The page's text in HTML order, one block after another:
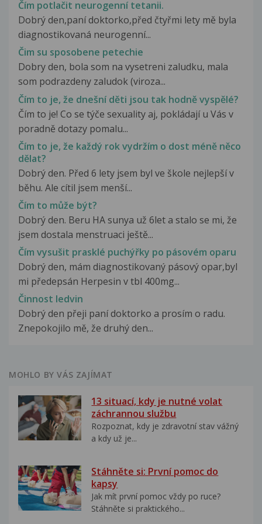
Čím potlačit neurogenní tetanii.
Dobrý den,paní doktorko,před čtyřmi lety mě byla
diagnostikovaná neurogenní...
Čim su sposobene petechie
Dobry den, bola som na vysetreni zaludku, mala
som podrazdeny zaludok (viroza...
Čím to je, že dnešní děti jsou tak hodně vyspělé?
Čím to je! Co se týče sexuality aj, pokládají u Vás v
poradně dotazy pomalu...
Čím to je, že každý rok vydržím o dost méně něco
dělat?
Dobrý den. Před 6 lety jsem byl ve škole nejlepší v
běhu. Ale cítil jsem menší...
Čím to může být?
Dobrý den. Beru HA sunya už 6let a stalo se mi, že
jsem dostala menstruaci ještě...
Čím vysušit prasklé puchýřky po pásovém oparu
Dobrý den, mám diagnostikovaný pásový opar,byl
mi předepsán Herpesin v tbl 400mg...
Činnost ledvin
Dobrý den přeji paní doktorko a prosím o radu.
Znepokojilo mě, že druhý den...
MOHLO BY VÁS ZAJÍMAT
13 situací, kdy je nutné volat
záchrannou službu
Rozpoznat, kdy je zdravotní stav vážný
a kdy už je...
Stáhněte si: První pomoc do
kapsy
Jak mít první pomoc vždy po ruce?
Stáhněte si praktického...